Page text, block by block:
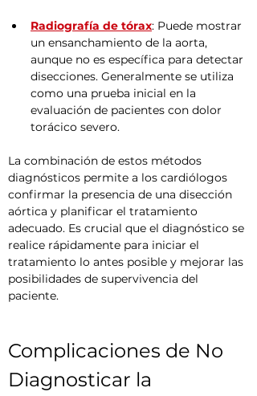
Radiografía de tórax: Puede mostrar
un ensanchamiento de la aorta,
aunque no es específica para detectar
disecciones. Generalmente se utiliza
como una prueba inicial en la
evaluación de pacientes con dolor
torácico severo.
La combinación de estos métodos
diagnósticos permite a los cardiólogos
confirmar la presencia de una disección
aórtica y planificar el tratamiento
adecuado. Es crucial que el diagnóstico se
realice rápidamente para iniciar el
tratamiento lo antes posible y mejorar las
posibilidades de supervivencia del
paciente.
Complicaciones de No
Diagnosticar la